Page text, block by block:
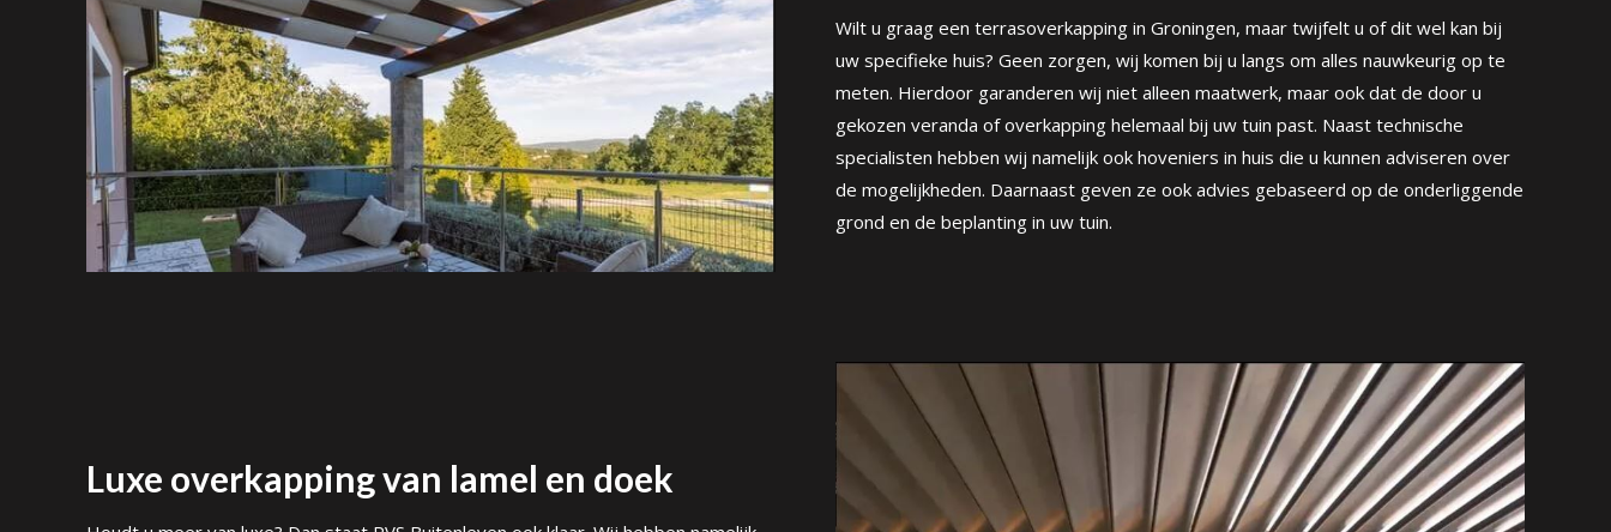
Wilt u graag een terrasoverkapping in Groningen, maar twijfelt u of dit wel kan bij
uw specifieke huis? Geen zorgen, wij komen bij u langs om alles nauwkeurig op te
meten. Hierdoor garanderen wij niet alleen maatwerk, maar ook dat de door u
gekozen veranda of overkapping helemaal bij uw tuin past. Naast technische
specialisten hebben wij namelijk ook hoveniers in huis die u kunnen adviseren over
de mogelijkheden. Daarnaast geven ze ook advies gebaseerd op de onderliggende
grond en de beplanting in uw tuin.
Luxe overkapping van lamel en doek